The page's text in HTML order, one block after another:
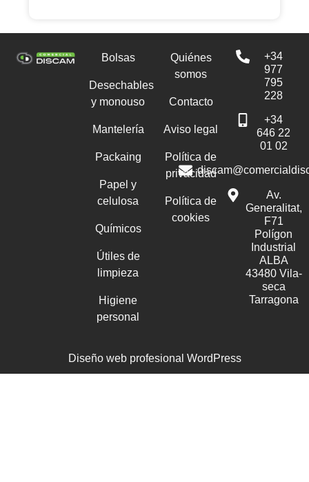
Bolsas
Desechables
y monouso
Mantelería
Packaing
Papel y
celulosa
Químicos
Útiles de
limpieza
Higiene
personal
Quiénes
somos
Contacto
Aviso legal
Política de
privacidad
Política de
cookies
+34
977
795
228
+34
646 22
01 02
Av.
Generalitat,
F71
Polígon
Industrial
ALBA
43480 Vila-
seca
Tarragona
Diseño web profesional WordPress